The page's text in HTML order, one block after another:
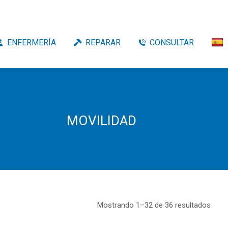
ENFERMERÍA REPARAR CONSULTAR
MOVILIDAD
Mostrando 1–32 de 36 resultados